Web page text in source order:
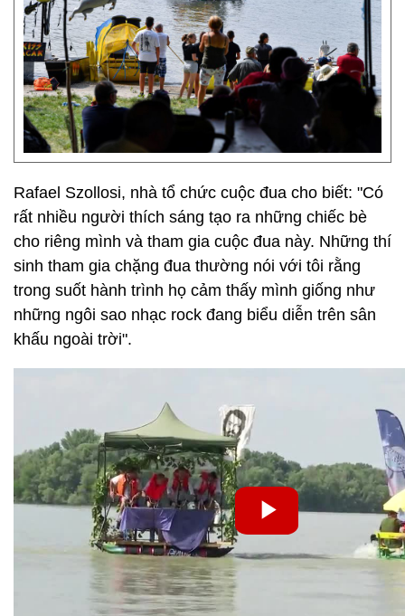
Rafael Szollosi, nhà tổ chức cuộc đua cho biết: "Có
rất nhiều người thích sáng tạo ra những chiếc bè
cho riêng mình và tham gia cuộc đua này. Những thí
sinh tham gia chặng đua thường nói với tôi rằng
trong suốt hành trình họ cảm thấy mình giống như
những ngôi sao nhạc rock đang biểu diễn trên sân
khấu ngoài trời".